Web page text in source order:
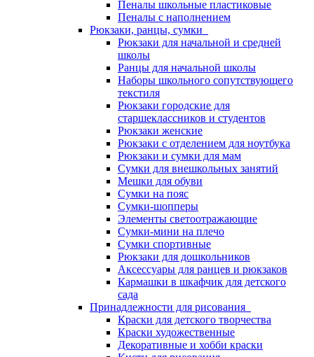
Пеналы школьные пластиковые
Пеналы с наполнением
Рюкзаки, ранцы, сумки
Рюкзаки для начальной и средней
школы
Ранцы для начальной школы
Наборы школьного сопутствующего
текстиля
Рюкзаки городские для
старшеклассников и студентов
Рюкзаки женские
Рюкзаки с отделением для ноутбука
Рюкзаки и сумки для мам
Сумки для внешкольных занятий
Мешки для обуви
Сумки на пояс
Сумки-шопперы
Элементы светоотражающие
Сумки-мини на плечо
Сумки спортивные
Рюкзаки для дошкольников
Аксессуары для ранцев и рюкзаков
Кармашки в шкафчик для детского
сада
Принадлежности для рисования
Краски для детского творчества
Краски художественные
Декоративные и хобби краски